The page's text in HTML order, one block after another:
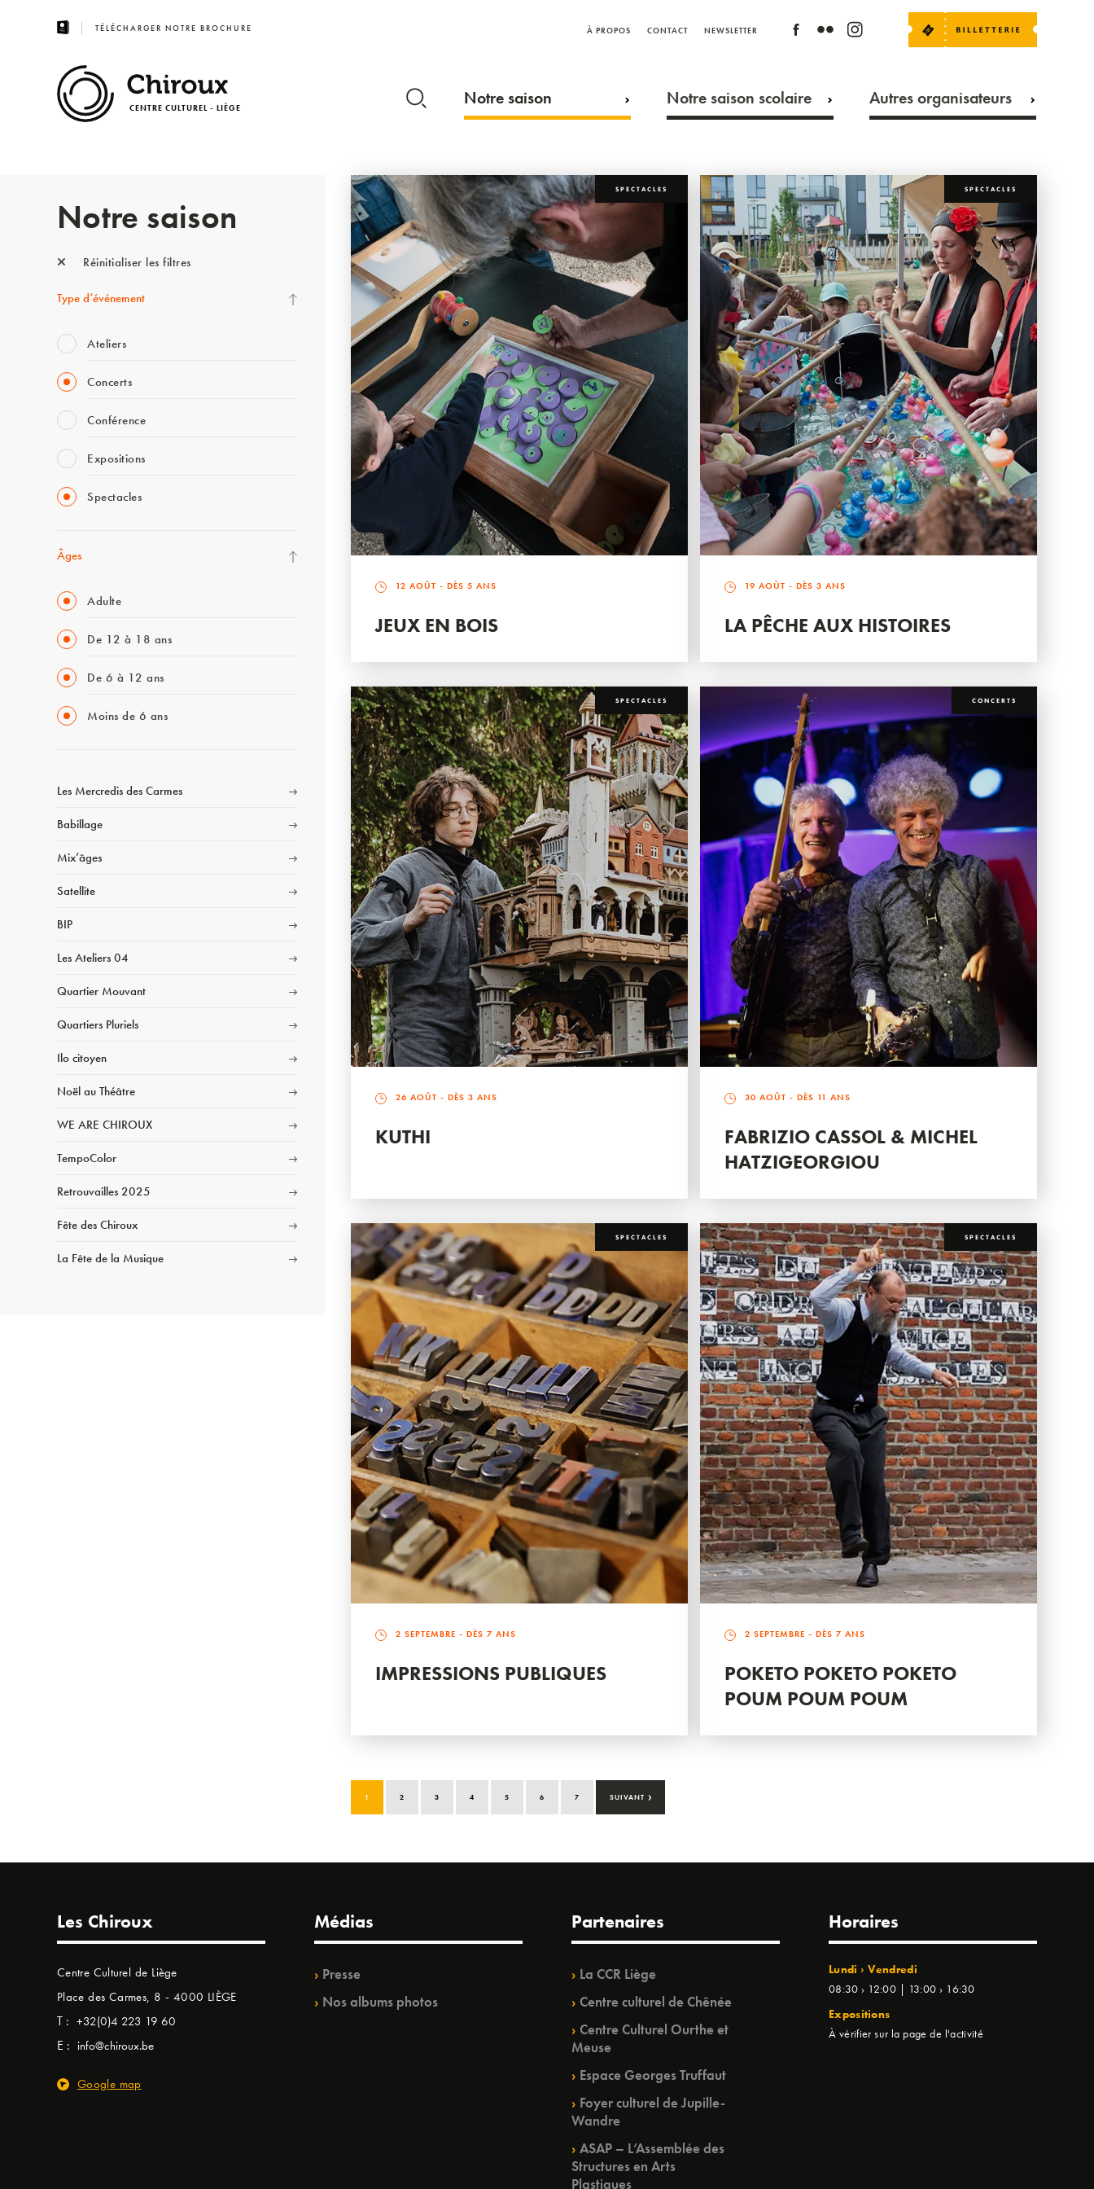
TÉLÉCHARGER NOTRE BROCHURE À PROPOS CONTACT NEWSLETTER
CENTRE CULTUREL - LIÈGE Notre saison Notre saison scolaire Autres organisateurs
Notre saison
Réinitialiser les filtres
Type d’événement
Ateliers
Concerts
Conférence
Expositions
Spectacles
Âges
Adulte
De 12 à 18 ans
De 6 à 12 ans
Moins de 6 ans
Les Mercredis des Carmes
Babillage
Mix’âges
Satellite
BIP
Les Ateliers 04
Quartier Mouvant
Quartiers Pluriels
Ilo citoyen
Noël au Théâtre
WE ARE CHIROUX
TempoColor
Retrouvailles 2025
Fête des Chiroux
La Fête de la Musique
SPECTACLES
12 AOÛT - DÈS 5 ANS
JEUX EN BOIS
SPECTACLES
19 AOÛT - DÈS 3 ANS
LA PÊCHE AUX HISTOIRES
SPECTACLES
26 AOÛT - DÈS 3 ANS
KUTHI
CONCERTS
30 AOÛT - DÈS 11 ANS
FABRIZIO CASSOL & MICHEL
HATZIGEORGIOU
SPECTACLES
2 SEPTEMBRE - DÈS 7 ANS
IMPRESSIONS PUBLIQUES
SPECTACLES
2 SEPTEMBRE - DÈS 7 ANS
POKETO POKETO POKETO
POUM POUM POUM
1 2 3 4 5 6 7 SUIVANT ›
Les Chiroux
Centre Culturel de Liège
Place des Carmes, 8 - 4000 LIÈGE
T : +32(0)4 223 19 60
E : info@chiroux.be
Google map
Médias
Presse
Nos albums photos
Partenaires
La CCR Liège
Centre culturel de Chênée
Centre Culturel Ourthe et
Meuse
Espace Georges Truffaut
Foyer culturel de Jupille-
Wandre
ASAP – L’Assemblée des
Structures en Arts
Plastiques
Horaires
Lundi › Vendredi
08:30 › 12:00 | 13:00 › 16:30
Expositions
À vérifier sur la page de l'activité